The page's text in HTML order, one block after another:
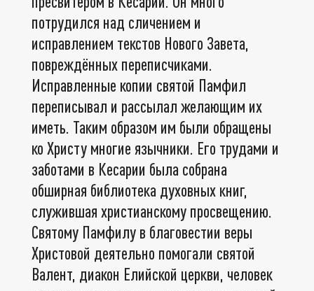
потрудился над сличением и
исправлением текстов Нового Завета,
повреждённых переписчиками.
Исправленные копии святой Памфил
переписывал и рассылал желающим их
иметь. Таким образом им были обращены
ко Христу многие язычники. Его трудами и
заботами в Кесарии была собрана
обширная библиотека духовных книг,
служившая христианскому просвещению.
Святому Памфилу в благовестии веры
Христовой деятельно помогали святой
Валент, диакон Елийской церкви, человек